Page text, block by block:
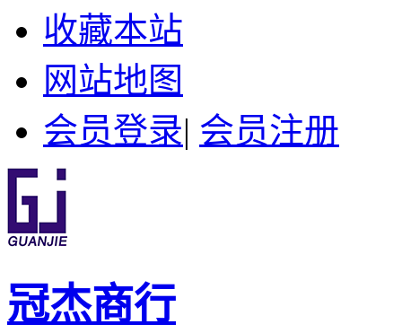
收藏本站
网站地图
会员登录| 会员注册
冠杰商行